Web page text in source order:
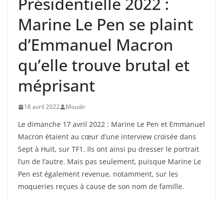
Marine Le Pen se plaint
d’Emmanuel Macron
qu’elle trouve brutal et
méprisant
18 avril 2022 Moudir
Le dimanche 17 avril 2022 : Marine Le Pen et Emmanuel
Macron étaient au cœur d’une interview croisée dans
Sept à Huit, sur TF1. Ils ont ainsi pu dresser le portrait
l’un de l’autre. Mais pas seulement, puisque Marine Le
Pen est également revenue, notamment, sur les
moqueries reçues à cause de son nom de famille.